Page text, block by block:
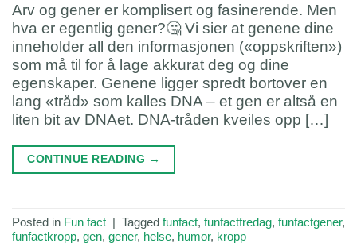
Arv og gener er komplisert og fasinerende. Men
hva er egentlig gener?🤔 Vi sier at genene dine
inneholder all den informasjonen («oppskriften»)
som må til for å lage akkurat deg og dine
egenskaper. Genene ligger spredt bortover en
lang «tråd» som kalles DNA – et gen er altså en
liten bit av DNAet. DNA-tråden kveiles opp […]
CONTINUE READING →
Posted in Fun fact | Tagged funfact, funfactfredag, funfactgener,
funfactkropp, gen, gener, helse, humor, kropp